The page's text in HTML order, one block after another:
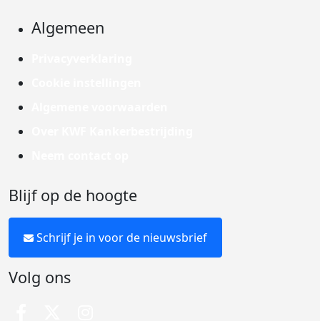
Algemeen
Blijf op de hoogte
Schrijf je in voor de nieuwsbrief
Volg ons